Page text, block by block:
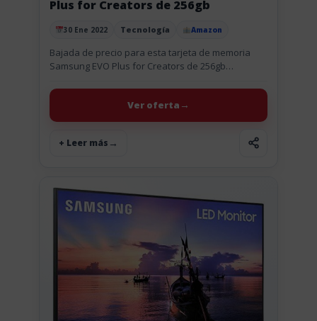
Publicado el
30 Ene 2022 Tecnología Amazon
Plus for Creators de 256gb
Bajada de precio para esta tarjeta de memoria
Samsung EVO Plus for Creators de 256gb
espejo. Fiable y robusta...
+ Leer más
Ver oferta